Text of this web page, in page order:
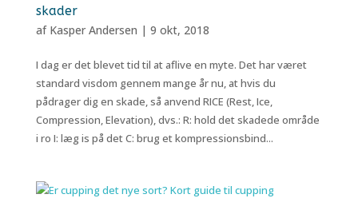
skader
af Kasper Andersen | 9 okt, 2018
I dag er det blevet tid til at aflive en myte. Det har været
standard visdom gennem mange år nu, at hvis du
pådrager dig en skade, så anvend RICE (Rest, Ice,
Compression, Elevation), dvs.: R: hold det skadede område
i ro I: læg is på det C: brug et kompressionsbind...